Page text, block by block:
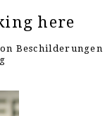
here
Beschilderungen